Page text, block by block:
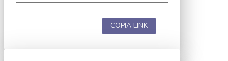
COPIA LINK